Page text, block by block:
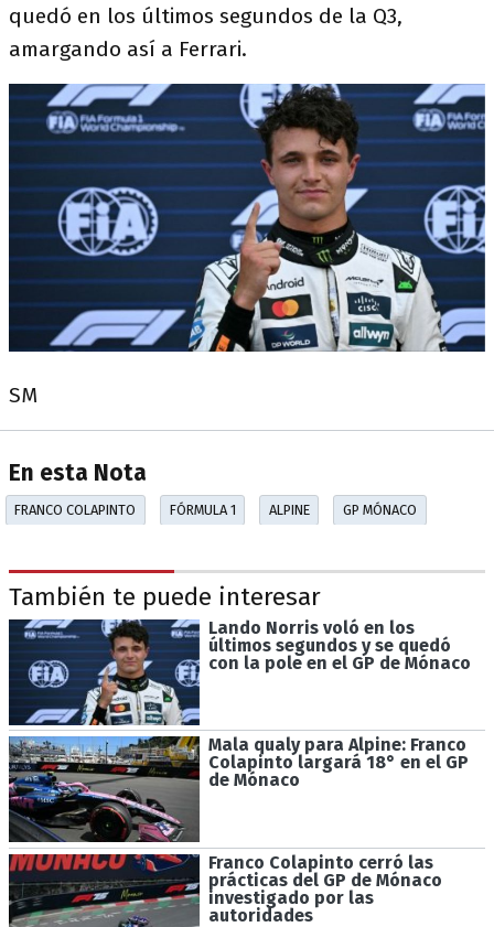
quedó en los últimos segundos de la Q3,
amargando así a Ferrari.
SM
En esta Nota
FRANCO COLAPINTO FÓRMULA 1 ALPINE GP MÓNACO
También te puede interesar
Lando Norris voló en los
últimos segundos y se quedó
con la pole en el GP de Mónaco
Mala qualy para Alpine: Franco
Colapinto largará 18° en el GP
de Mónaco
Franco Colapinto cerró las
prácticas del GP de Mónaco
investigado por las
autoridades